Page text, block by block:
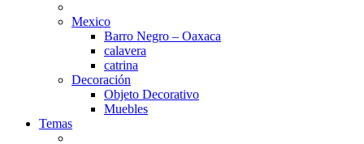
Mexico
Barro Negro – Oaxaca
calavera
catrina
Decoración
Objeto Decorativo
Muebles
Temas